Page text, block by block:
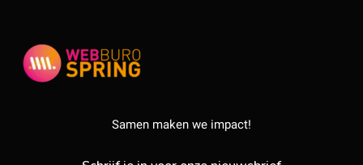
Samen maken we impact!